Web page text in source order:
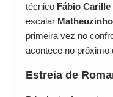
técnico Fábio Carille
escalar Matheuzinho
primeira vez no
acontece no próximo
Estreia de